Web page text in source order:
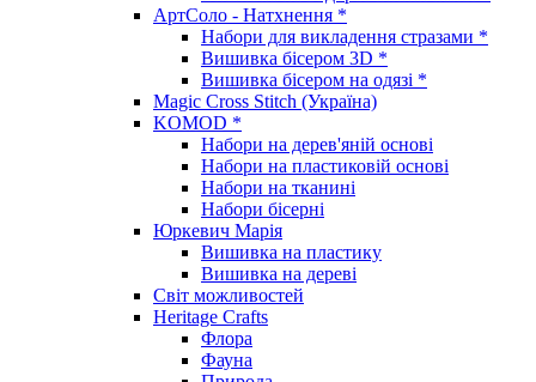
АртСоло - Натхнення *
Набори для викладення стразами *
Вишивка бісером 3D *
Вишивка бісером на одязі *
Magic Cross Stitch (Україна)
KOMOD *
Набори на дерев'яній основі
Набори на пластиковій основі
Набори на тканині
Набори бісерні
Юркевич Марія
Вишивка на пластику
Вишивка на дереві
Світ можливостей
Heritage Crafts
Флора
Фауна